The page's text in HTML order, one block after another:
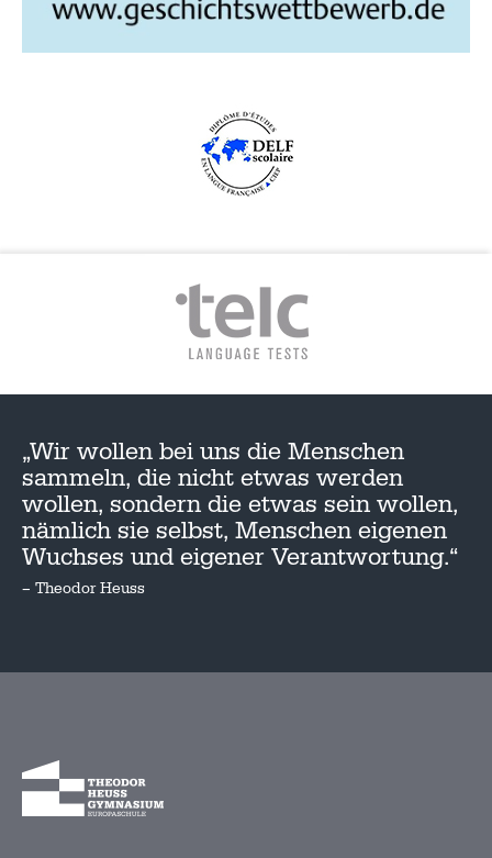
„Wir wollen bei uns die Menschen
sammeln, die nicht etwas werden
wollen, sondern die etwas sein wollen,
nämlich sie selbst, Menschen eigenen
Wuchses und eigener Verantwortung.“
– Theodor Heuss